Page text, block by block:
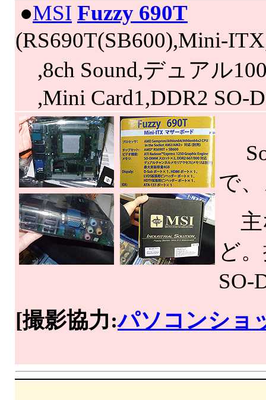
●MSI Fuzzy 690T
(RS690T(SB600),Mini-
,8ch Sound,デュアル
,Mini Card1,DDR2 SO-
で
主
ど
SO-
[撮影協力:パソコンショ